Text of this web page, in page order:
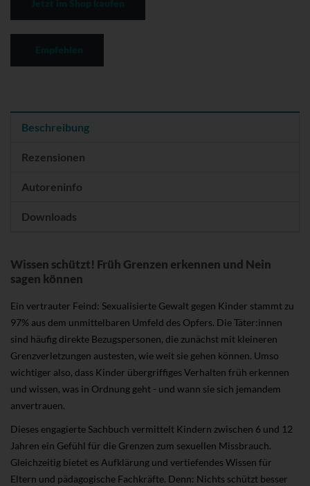
Beschreibung
Rezensionen
Autoreninfo
Downloads
Wissen schützt! Früh Grenzen erkennen und Nein
sagen können
Ein vertrauter Feind: Sexualisierte Gewalt gegen Kinder stammt zu
97% aus dem unmittelbaren Umfeld des Opfers. Die Täter:innen
sind häufig direkte Bezugspersonen, die zunächst mit kleineren
Grenzverletzungen austesten, wie weit sie gehen können. Umso
wichtiger also, dass Kinder übergriffiges Verhalten früh erkennen
und wissen, was in Ordnung geht - und wann sie sich jemandem
anvertrauen.
Dieses engagierte Sachbuch vermittelt Kindern zwischen 6 und 12
Jahren ein Gefühl für die Grenzen zum sexuellen Missbrauch.
Gleichzeitig bietet es Aufklärung und vertiefendes Wissen für
Eltern und pädagogische Fachkräfte. Denn: Nichts schützt besser